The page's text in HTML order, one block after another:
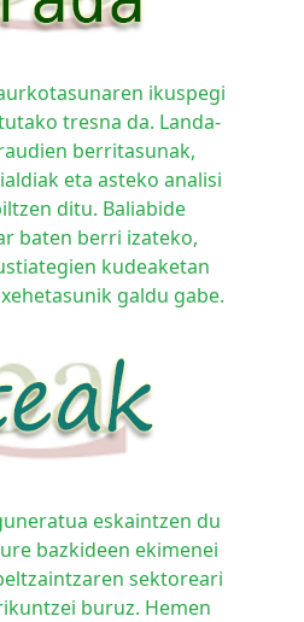
ikuspegi
tresna da. Landa-
berritasunak,
eta asteko analisi
ditu. Baliabide
baten berri izateko,
kudeaketan
galdu gabe.
eskaintzen du
bazkideen ekimenei
sektoreari
buruz. Hemen